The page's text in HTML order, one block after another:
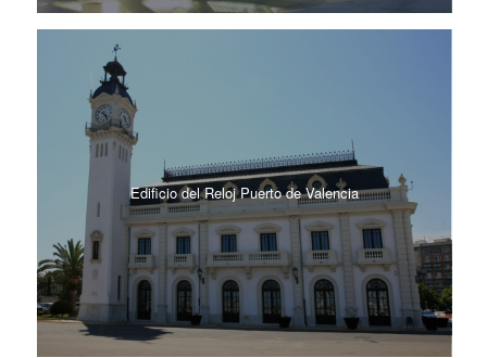
Edificio del Reloj Puerto de Valencia